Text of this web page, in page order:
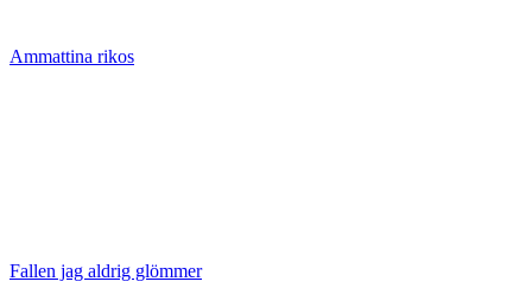
Ammattina rikos
Fallen jag aldrig glömmer